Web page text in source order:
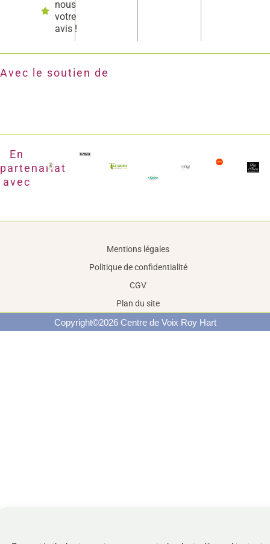
nous
votre
avis !
Avec le soutien de
En
partenariat
avec
Mentions légales
Politique de confidentialité
CGV
Plan du site
Copyright©2026 Centre de Voix Roy Hart